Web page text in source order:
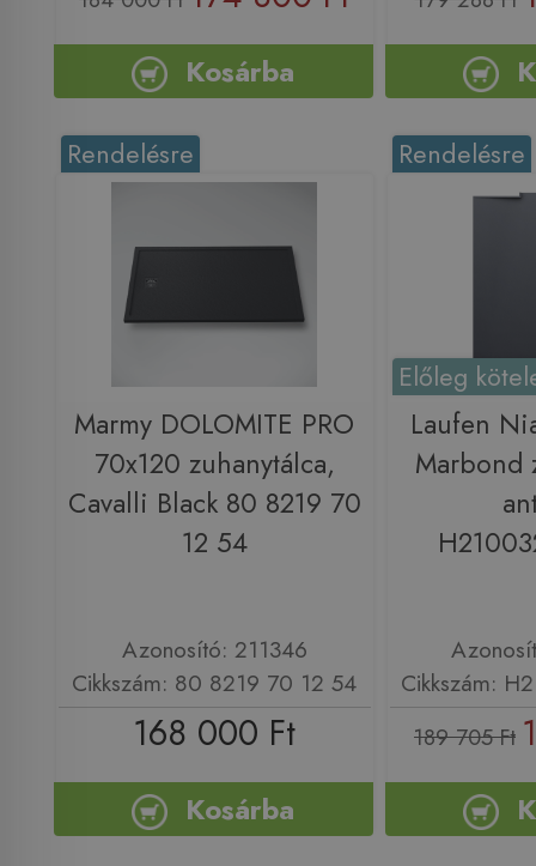
Kosárba
Rendelésre
Marmy DOLOMITE PRO
70x120 zuhanytálca,
Cavalli Black 80 8219 70
12 54
Azonosító: 211346
Cikkszám: 80 8219 70 12 54
168 000 Ft
Kosárba
Rendelésre
Előleg
Laufen
Marbond
Cikkszám:
189 705 Ft